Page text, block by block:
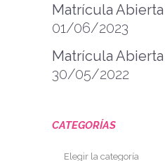
Matrícula
01/06/2023
Matrícula
30/05/2022
CATEGORÍAS
Categorías